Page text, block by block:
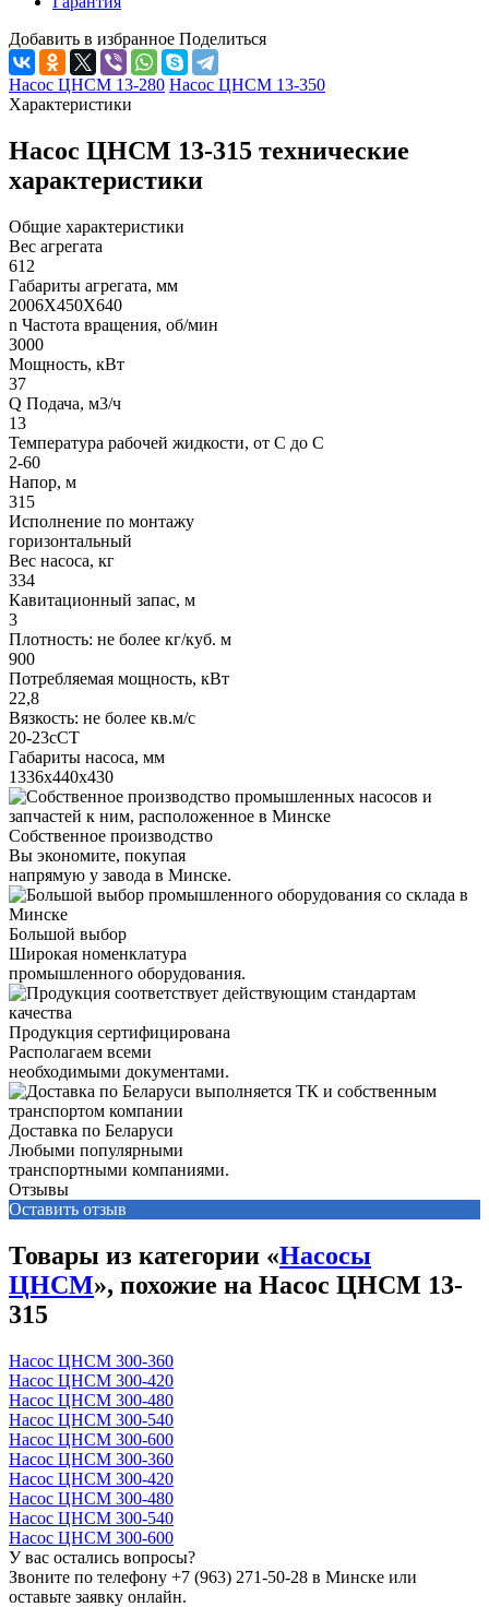
Добавить в избранное Поделиться
Насос ЦНСМ 13-280 Насос ЦНСМ 13-350
Характеристики
Насос ЦНСМ 13-315 технические
характеристики
Общие характеристики
Вес агрегата
612
Габариты агрегата, мм
2006Х450Х640
n Частота вращения, об/мин
3000
Мощность, кВт
37
Q Подача, м3/ч
13
Температура рабочей жидкости, от С до С
2-60
Напор, м
315
Исполнение по монтажу
горизонтальный
Вес насоса, кг
334
Кавитационный запас, м
3
Плотность: не более кг/куб. м
900
Потребляемая мощность, кВт
22,8
Вязкость: не более кв.м/с
20-23сСТ
Габариты насоса, мм
1336х440х430
Собственное производство
Вы экономите, покупая
напрямую у завода в Минске.
Большой выбор
Широкая номенклатура
промышленного оборудования.
Продукция сертифицирована
Располагаем всеми
необходимыми документами.
Доставка по Беларуси
Любыми популярными
транспортными компаниями.
Отзывы
Оставить отзыв
Товары из категории «Насосы
ЦНСМ», похожие на Насос ЦНСМ 13-
315
Насос ЦНСМ 300-360
Насос ЦНСМ 300-420
Насос ЦНСМ 300-480
Насос ЦНСМ 300-540
Насос ЦНСМ 300-600
Насос ЦНСМ 300-360
Насос ЦНСМ 300-420
Насос ЦНСМ 300-480
Насос ЦНСМ 300-540
Насос ЦНСМ 300-600
У вас остались вопросы?
Звоните по телефону +7 (963) 271-50-28 в Минске или
оставьте заявку онлайн.